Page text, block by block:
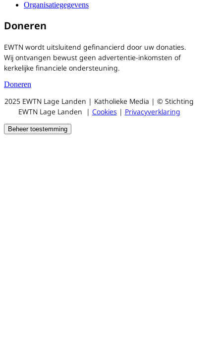
Organisatiegegevens
Doneren
EWTN wordt uitsluitend gefinancierd door uw donaties.
Wij ontvangen bewust geen advertentie-inkomsten of
kerkelijke financiele ondersteuning.
Doneren
2025 EWTN Lage Landen | Katholieke Media | © Stichting
EWTN Lage Landen | Cookies | Privacyverklaring
Beheer toestemming